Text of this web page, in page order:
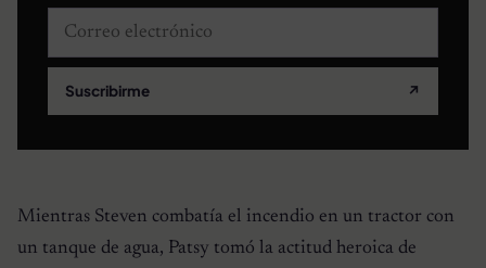
Correo electrónico
Suscribirme ↗
Mientras Steven combatía el incendio en un tractor con
un tanque de agua, Patsy tomó la actitud heroica de